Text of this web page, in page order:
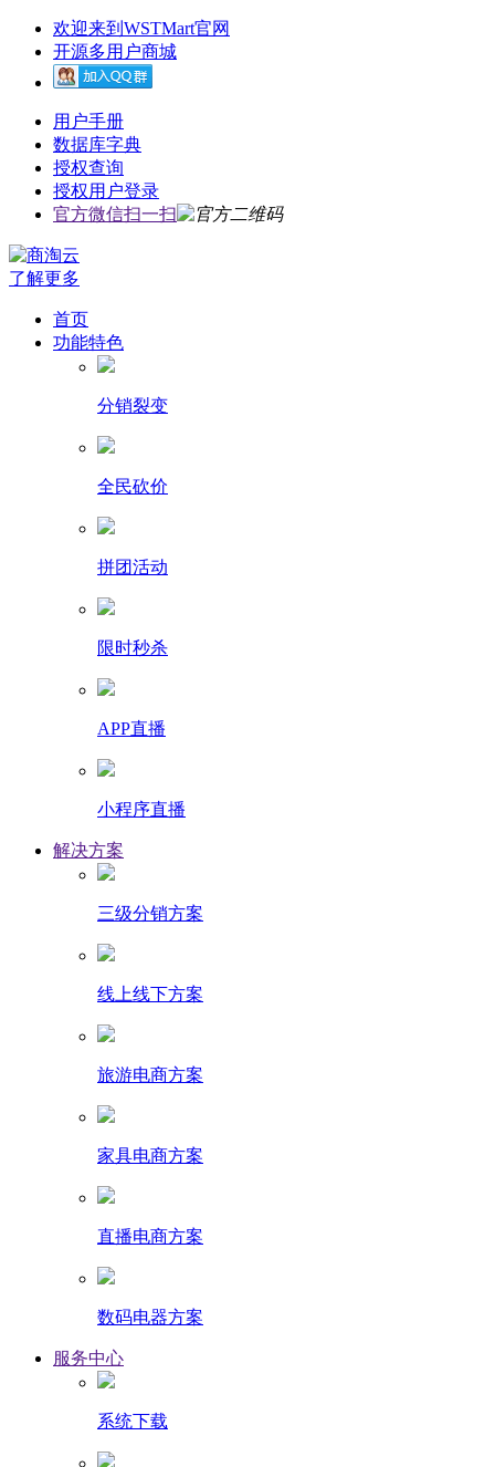
欢迎来到WSTMart官网
开源多用户商城
用户手册
数据库字典
授权查询
授权用户登录
官方微信扫一扫
了解更多
首页
功能特色
分销裂变
全民砍价
拼团活动
限时秒杀
APP直播
小程序直播
解决方案
三级分销方案
线上线下方案
旅游电商方案
家具电商方案
直播电商方案
数码电器方案
服务中心
系统下载